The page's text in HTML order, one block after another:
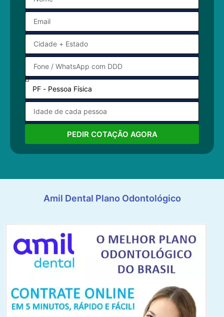
PEDIR COTAÇÃO AGORA
Amil Dental Plano Odontológico